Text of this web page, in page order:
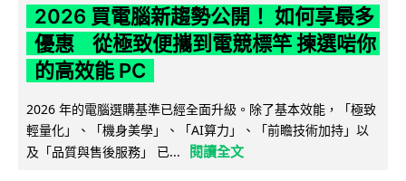
2026 買電腦新趨勢公開！ 如何享最多
優惠 從極致便攜到電競標竿 揀選啱你
的高效能 PC
2026 年的電腦選購基準已經全面升級。除了基本效能，「極致
輕量化」、「機身美學」、「AI算力」、「前瞻技術加持」以
及「品質與售後服務」 已...
閱讀全文